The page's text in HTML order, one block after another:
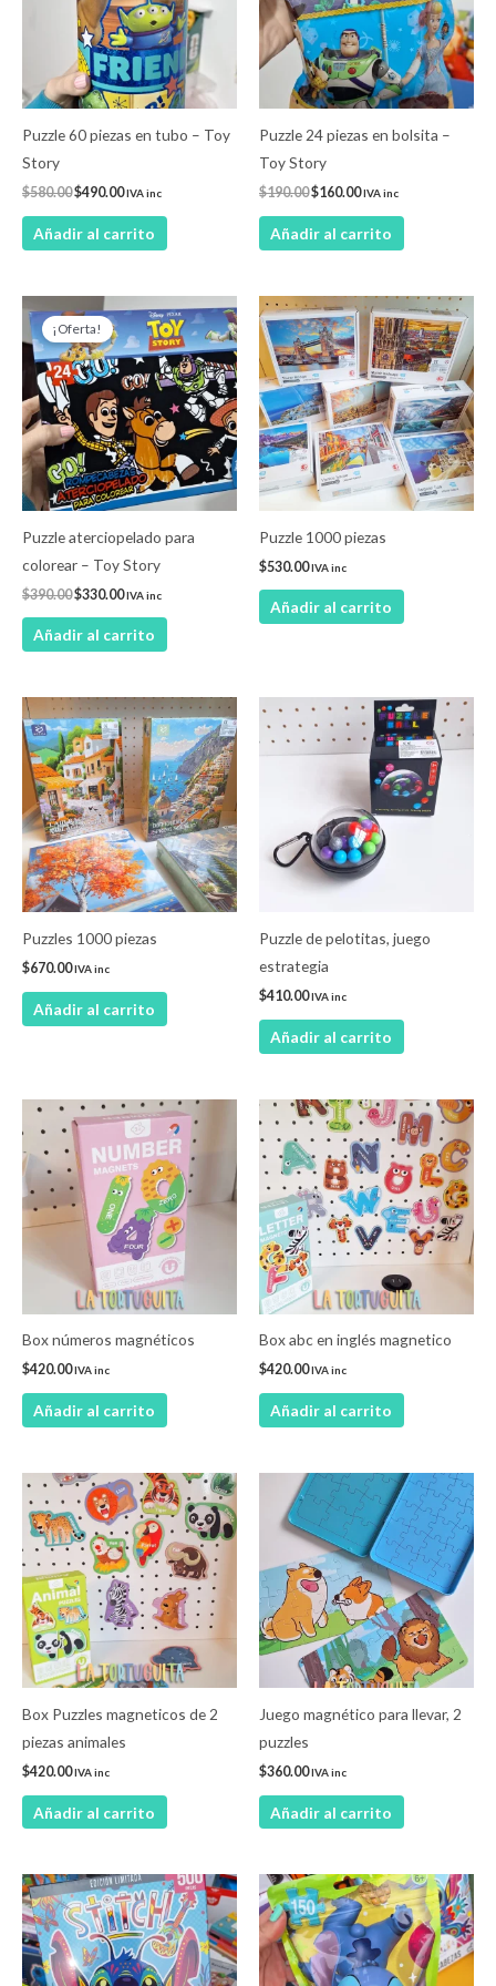
Puzzle 60 piezas en tubo – Toy
Story
$580.00$490.00IVA inc
Añadir al carrito
Puzzle 24 piezas en bolsita –
Toy Story
$190.00$160.00IVA inc
Añadir al carrito
¡Oferta!
Puzzle aterciopelado para
colorear – Toy Story
$390.00
precio
original
era:
$390.00.
$330.00
precio
actual
es:
$330.00.
IVA inc
Añadir al carrito
Puzzle 1000 piezas
$530.00IVA inc
Añadir al carrito
Puzzles 1000 piezas
$670.00IVA inc
Añadir al carrito
Puzzle de pelotitas, juego
estrategia
$410.00IVA inc
Añadir al carrito
Box números magnéticos
$420.00IVA inc
Añadir al carrito
Box abc en inglés magnetico
$420.00IVA inc
Añadir al carrito
Box Puzzles magneticos de 2
piezas animales
$420.00IVA inc
Añadir al carrito
Juego magnético para llevar, 2
puzzles
$360.00IVA inc
Añadir al carrito